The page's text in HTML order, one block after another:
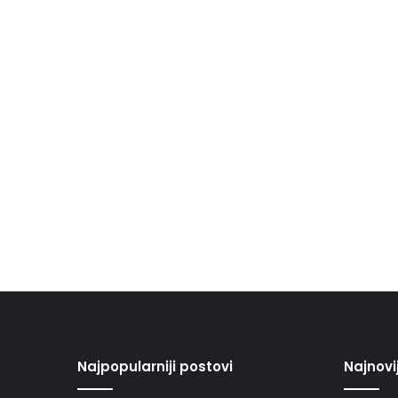
Najpopularniji postovi